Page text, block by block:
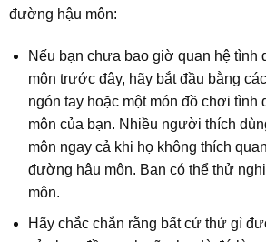
đường hậu môn:
Nếu bạn chưa bao giờ quan hệ tình
môn trước đây, hãy bắt đầu bằng
ngón tay hoặc một món đồ chơi tình
môn của bạn. Nhiều người thích
môn ngay cả khi họ không thích
đường hậu môn. Bạn có thể thử
môn.
Hãy chắc chắn rằng bất cứ thứ gì